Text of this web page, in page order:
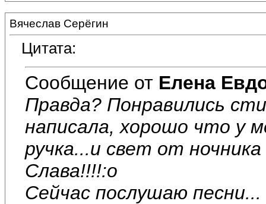
Вячеслав Серёгин
Цитата:
Сообщение от Елена
Правда? Понравились
написала, хорошо что у
ручка...и свет от
Слава!!!!:o
Сейчас послушаю песни...